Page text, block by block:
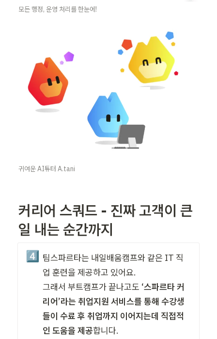
모든 행정, 운영 처리를 한눈에!
귀여운 AI튜터 A.tani
커리어 스쿼드 - 진짜 고객이 큰
일 내는 순간까지
4️⃣
팀스파르타는 내일배움캠프와 같은 IT 직
업 훈련을 제공하고 있어요.
그래서 부트캠프가 끝나고도 ‘스파르타 커
리어’라는 취업지원 서비스를 통해 수강생
들이 수료 후 취업까지 이어지는데 직접적
인 도움을 제공합니다.